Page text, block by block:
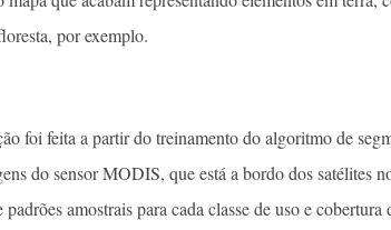
por exemplo.
foi feita a partir do treinamento do algoritmo de
do sensor MODIS, que está a bordo dos satélites
amostrais para cada classe de uso e cobertura